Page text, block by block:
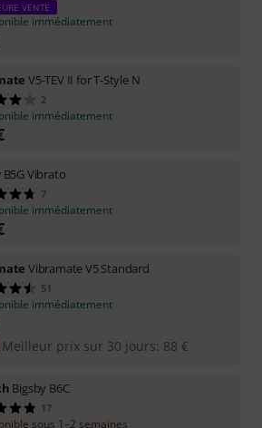
VENTE
immédiatement
V5-TEV II for T-Style N
2
immédiatement
B5G Vibrato
7
immédiatement
Vibramate V5 Standard
51
immédiatement
Meilleur prix sur 30 jours: 88 €
Bigsby B6C
17
sous 1–2 semaines